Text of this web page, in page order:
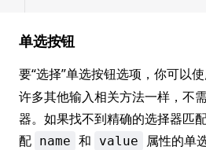
单选按钮
要“选择”单选按钮选项，你可以
许多其他输入相关方法一样，不
器。如果找不到精确的选择器匹
配 name 和 value 属性的单